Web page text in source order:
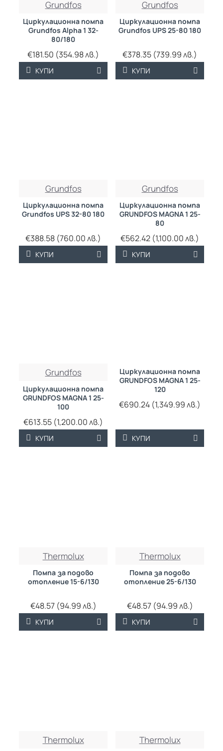
Grundfos
Циркулационна помпа
Grundfos Alpha 1 32-
80/180
€181.50 (354.98 лв.)
КУПИ
Grundfos
Циркулационна помпа
Grundfos UPS 25-80 180
€378.35 (739.99 лв.)
КУПИ
Grundfos
Циркулационна помпа
Grundfos UPS 32-80 180
€388.58 (760.00 лв.)
КУПИ
Grundfos
Циркулационна помпа
GRUNDFOS MAGNA 1 25-
80
€562.42 (1,100.00 лв.)
КУПИ
Grundfos
Циркулационна помпа
GRUNDFOS MAGNA 1 25-
100
€613.55 (1,200.00 лв.)
КУПИ
Циркулационна помпа
GRUNDFOS MAGNA 1 25-
120
€690.24 (1,349.99 лв.)
КУПИ
Thermolux
Помпа за подово
отопление 15-6/130
€48.57 (94.99 лв.)
КУПИ
Thermolux
Помпа за подово
отопление 25-6/130
€48.57 (94.99 лв.)
КУПИ
Thermolux Thermolux